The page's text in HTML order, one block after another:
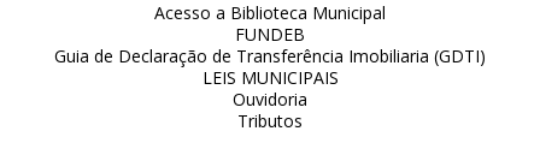
Acesso a Biblioteca Municipal
FUNDEB
Guia de Declaração de Transferência Imobiliaria (GDTI)
LEIS MUNICIPAIS
Ouvidoria
Tributos